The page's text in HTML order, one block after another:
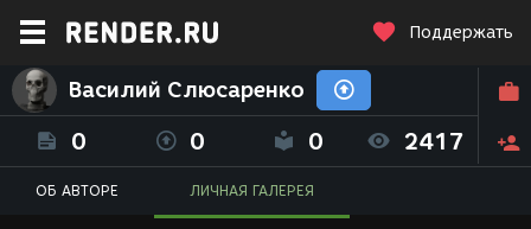
Поддержать
Василий Слюсаренко
0 0 0 2417
ОБ АВТОРЕ ЛИЧНАЯ ГАЛЕРЕЯ